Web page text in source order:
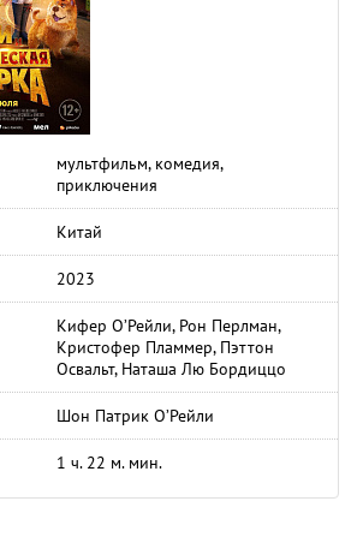
мультфильм, комедия,
приключения
Китай
2023
Кифер О’Рейли, Рон Перлман,
Кристофер Пламмер, Пэттон
Освальт, Наташа Лю Бордиццо
Шон Патрик О’Рейли
1 ч. 22 м. мин.